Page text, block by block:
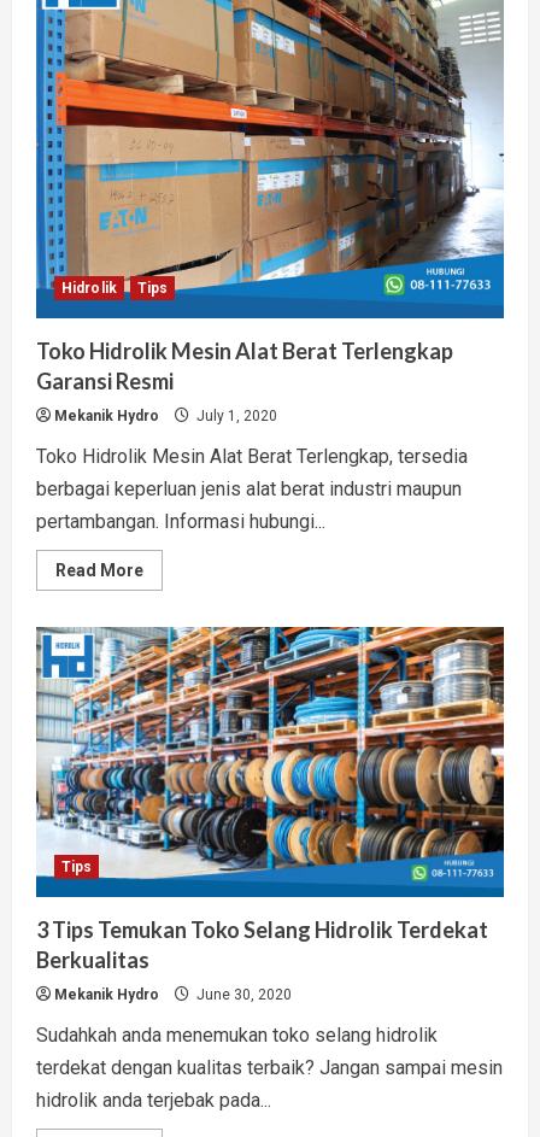
Sistem
Hidrolik
Truck
Hidrolik Tips
Toko Hidrolik Mesin Alat Berat Terlengkap
Garansi Resmi
Mekanik Hydro July 1, 2020
Toko Hidrolik Mesin Alat Berat Terlengkap, tersedia
berbagai keperluan jenis alat berat industri maupun
pertambangan. Informasi hubungi...
Read MoreRead
more
Hidrolik
Mesin
Alat
Berat
Terlengkap
Garansi
Resmi
Tips
3 Tips Temukan Toko Selang Hidrolik Terdekat
Berkualitas
Mekanik Hydro June 30, 2020
Sudahkah anda menemukan toko selang hidrolik
terdekat dengan kualitas terbaik? Jangan sampai mesin
hidrolik anda terjebak pada...